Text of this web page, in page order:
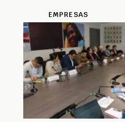
EMPRESAS